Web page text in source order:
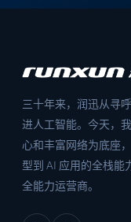
三十年来，润迅从寻
进人工智能。今天，
心和丰富网络为底座
型到 AI 应用的全栈能
全能力运营商。